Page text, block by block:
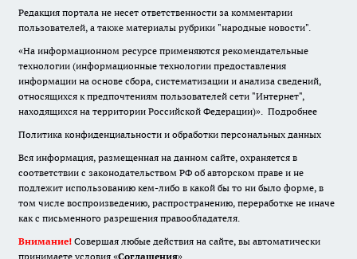
Редакция портала не несет ответственности за комментарии
пользователей, а также материалы рубрики "народные новости".
«На информационном ресурсе применяются рекомендательные
технологии (информационные технологии предоставления
информации на основе сбора, систематизации и анализа сведений,
относящихся к предпочтениям пользователей сети "Интернет",
находящихся на территории Российской Федерации)». Подробнее
Политика конфиденциальности и обработки персональных данных
Вся информация, размещенная на данном сайте, охраняется в
соответствии с законодательством РФ об авторском праве и не
подлежит использованию кем-либо в какой бы то ни было форме, в
том числе воспроизведению, распространению, переработке не иначе
как с письменного разрешения правообладателя.
Внимание! Совершая любые действия на сайте, вы автоматически
принимаете условия «Cоглашения»